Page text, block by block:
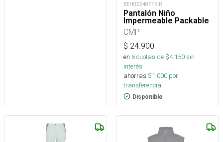
BEH022407FE-R
Pantalón Niño
Impermeable Packable
CMP
$ 24.900
en 6cuotas de $4.150sin
interés
ahorras $1.000 por
transferencia.
Disponible